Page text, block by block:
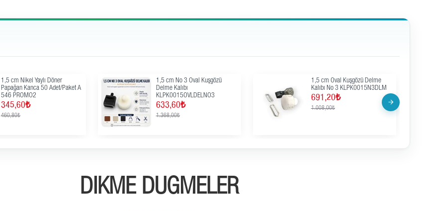
1,5 cm Nikel Yaylı Döner
Papağan Kanca 50 Adet/Paket A
546 PROMO2
345,60₺
460,80₺
1,5 cm No 3 Oval Kuşgözü
Delme Kalıbı
KLPK0015OVLDELNO3
633,60₺
1.368,00₺
1,5 cm Oval Kuşgözü Delme
Kalıbı No 3 KLPK0015N3DLM
691,20₺
1.008,00₺
DIKME DÜĞMELER